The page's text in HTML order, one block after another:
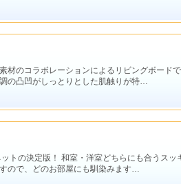
材のコラボレーションによるリビングボードで
の凸凹がしっとりとした肌触りが特…
トの決定版！ 和室・洋室どちらにも合うスッ
ので、どのお部屋にも馴染みます…